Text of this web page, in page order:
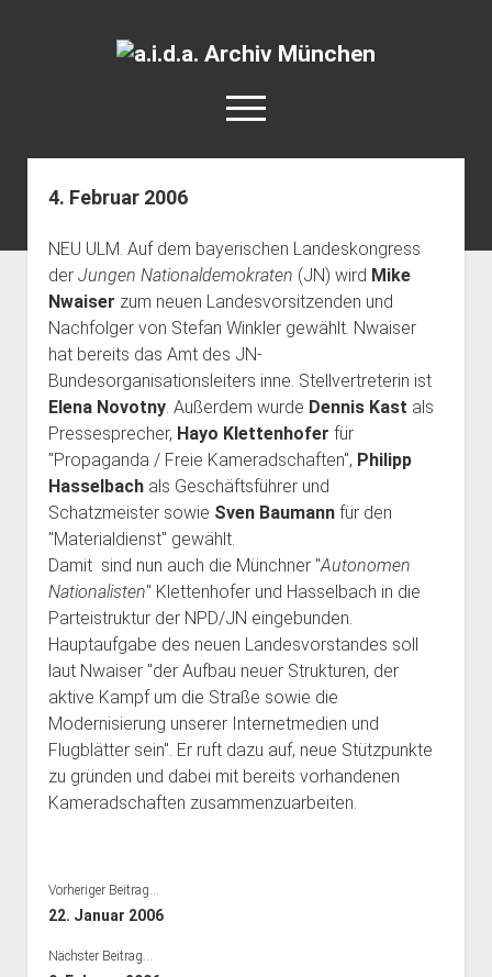
a.i.d.a.
open
menu
Aktuelles
Termine
open
dropdown
menu
Antifaschistische Termine im Süden
Rechte Termine im Süden
Rechte Termine München
Chronologie
dropdown
menu
a.i.d.a. e. V. unterstützen
Über a.i.d.a.
RSS-Feeds, Twitter & Facebook
Bibliothek
Kontakt & PGP-Key
Impressum
4. Februar 2006
NEU ULM. Auf dem bayerischen Landeskongress
der Jungen Nationaldemokraten (JN) wird Mike
Nwaiser zum neuen Landesvorsitzenden und
Nachfolger von Stefan Winkler gewählt. Nwaiser
hat bereits das Amt des JN-
Bundesorganisationsleiters inne. Stellvertreterin ist
Elena Novotny. Außerdem wurde Dennis Kast als
Pressesprecher, Hayo Klettenhofer für
"Propaganda / Freie Kameradschaften", Philipp
Hasselbachals Geschäftsführer und
Schatzmeister sowie Sven Baumannfür den
"Materialdienst" gewählt.
Damit sind nun auch die Münchner "Autonomen
Nationalisten" Klettenhofer und Hasselbach in die
Parteistruktur der NPD/JN eingebunden.
Hauptaufgabe des neuen Landesvorstandes soll
laut Nwaiser "der Aufbau neuer Strukturen, der
aktive Kampf um die Straße sowie die
Modernisierung unserer Internetmedien und
Flugblätter sein". Er ruft dazu auf, neue Stützpunkte
zu gründen und dabei mit bereits vorhandenen
Kameradschaften zusammenzuarbeiten.
Vorheriger Beitrag...
22. Januar 2006
Nächster Beitrag...